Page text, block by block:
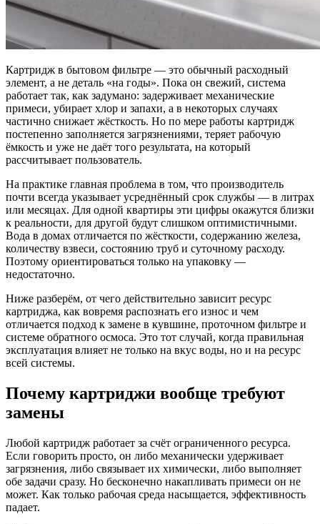
Картридж в бытовом фильтре — это обычный расходный
элемент, а не деталь «на годы». Пока он свежий, система
работает так, как задумано: задерживает механические
примеси, убирает хлор и запахи, а в некоторых случаях
частично снижает жёсткость. Но по мере работы картридж
постепенно заполняется загрязнениями, теряет рабочую
ёмкость и уже не даёт того результата, на который
рассчитывает пользователь.
На практике главная проблема в том, что производитель
почти всегда указывает усреднённый срок службы — в литрах
или месяцах. Для одной квартиры эти цифры окажутся близки
к реальности, для другой будут слишком оптимистичными.
Вода в домах отличается по жёсткости, содержанию железа,
количеству взвеси, состоянию труб и суточному расходу.
Поэтому ориентироваться только на упаковку —
недостаточно.
Ниже разберём, от чего действительно зависит ресурс
картриджа, как вовремя распознать его износ и чем
отличается подход к замене в кувшине, проточном фильтре и
системе обратного осмоса. Это тот случай, когда правильная
эксплуатация влияет не только на вкус воды, но и на ресурс
всей системы.
Почему картриджи вообще требуют
замены
Любой картридж работает за счёт ограниченного ресурса.
Если говорить просто, он либо механически удерживает
загрязнения, либо связывает их химически, либо выполняет
обе задачи сразу. Но бесконечно накапливать примеси он не
может. Как только рабочая среда насыщается, эффективность
падает.